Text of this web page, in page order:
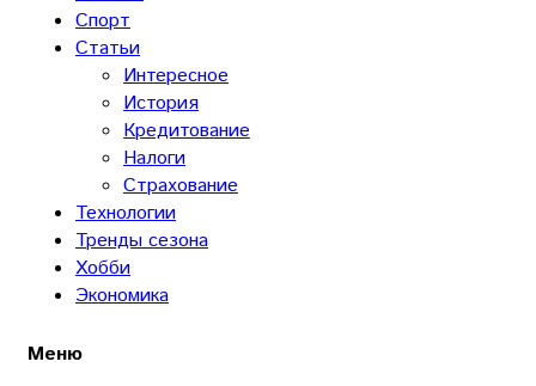
Спорт
Статьи
Интересное
История
Кредитование
Налоги
Страхование
Технологии
Тренды сезона
Хобби
Экономика
Меню